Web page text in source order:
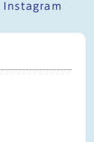
Instagram